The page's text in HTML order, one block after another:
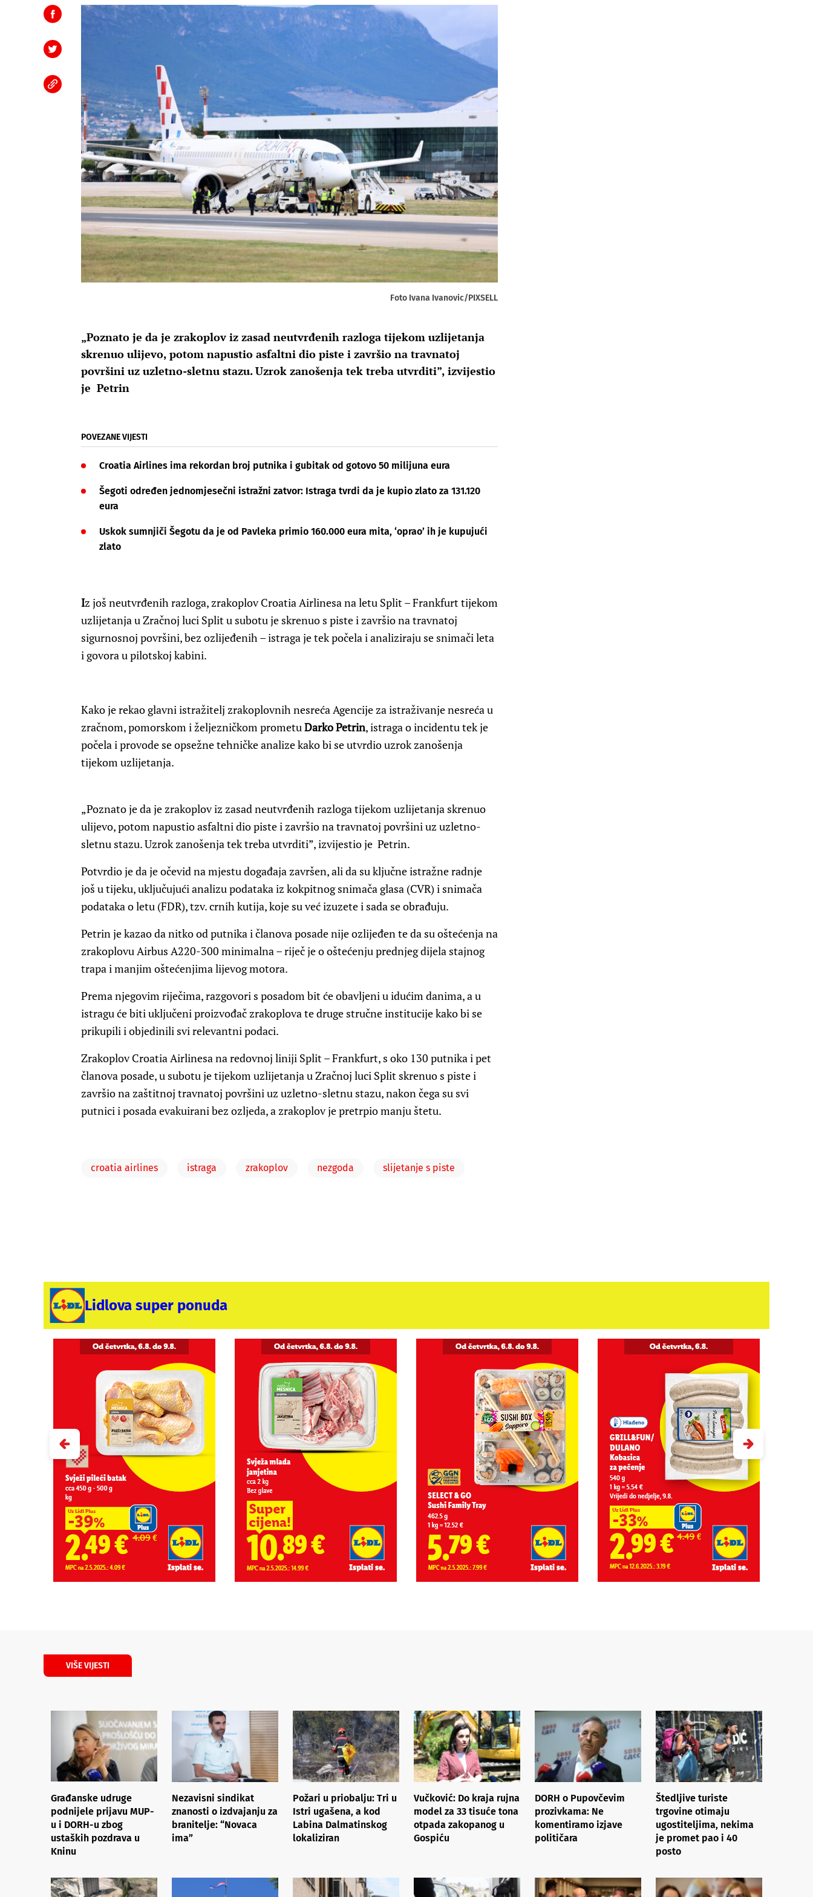
Foto Ivana Ivanovic/PIXSELL
„Poznato je da je zrakoplov iz zasad neutvrđenih razloga tijekom uzlijetanja
skrenuo ulijevo, potom napustio asfaltni dio piste i završio na travnatoj
površini uz uzletno-sletnu stazu. Uzrok zanošenja tek treba utvrditi”, izvijestio
je Petrin
POVEZANE VIJESTI
Croatia Airlines ima rekordan broj putnika i gubitak od gotovo 50 milijuna eura
Šegoti određen jednomjesečni istražni zatvor: Istraga tvrdi da je kupio zlato za 131.120
eura
Uskok sumnjiči Šegotu da je od Pavleka primio 160.000 eura mita, ‘oprao’ ih je kupujući
zlato
Iz još neutvrđenih razloga, zrakoplov Croatia Airlinesa na letu Split – Frankfurt tijekom
uzlijetanja u Zračnoj luci Split u subotu je skrenuo s piste i završio na travnatoj
sigurnosnoj površini, bez ozlijeđenih – istraga je tek počela i analiziraju se snimači leta
i govora u pilotskoj kabini.
Kako je rekao glavni istražitelj zrakoplovnih nesreća Agencije za istraživanje nesreća u
zračnom, pomorskom i željezničkom prometuDarko Petrin, istraga o incidentu tek je
počela i provode se opsežne tehničke analize kako bi se utvrdio uzrok zanošenja
tijekom uzlijetanja.
„Poznato je da je zrakoplov iz zasad neutvrđenih razloga tijekom uzlijetanja skrenuo
ulijevo, potom napustio asfaltni dio piste i završio na travnatoj površini uz uzletno-
sletnu stazu. Uzrok zanošenja tek treba utvrditi”, izvijestio je Petrin.
Potvrdio je da je očevid na mjestu događaja završen, ali da su ključne istražne radnje
još u tijeku, uključujući analizu podataka iz kokpitnog snimača glasa (CVR) i snimača
podataka o letu (FDR), tzv. crnih kutija, koje su već izuzete i sada se obrađuju.
Petrin je kazao da nitko od putnika i članova posade nije ozlijeđen te da su oštećenja na
zrakoplovu Airbus A220-300 minimalna – riječ je o oštećenju prednjeg dijela stajnog
trapa i manjim oštećenjima lijevog motora.
Prema njegovim riječima, razgovori s posadom bit će obavljeni u idućim danima, a u
istragu će biti uključeni proizvođač zrakoplova te druge stručne institucije kako bi se
prikupili i objedinili svi relevantni podaci.
Zrakoplov Croatia Airlinesa na redovnoj liniji Split – Frankfurt, s oko 130 putnika i pet
članova posade, u subotu je tijekom uzlijetanja u Zračnoj luci Split skrenuo s piste i
završio na zaštitnoj travnatoj površini uz uzletno-sletnu stazu, nakon čega su svi
putnici i posada evakuirani bez ozljeda, a zrakoplov je pretrpio manju štetu.
croatia airlines istraga zrakoplov nezgoda slijetanje s piste
Lidlova super ponuda
VIŠE VIJESTI
Građanske udruge
podnijele prijavu MUP-
u i DORH-u zbog
ustaških pozdrava u
Kninu
Nezavisni sindikat
znanosti o izdvajanju za
branitelje: “Novaca
ima”
Požari u priobalju: Tri u
Istri ugašena, a kod
Labina Dalmatinskog
lokaliziran
Vučković: Do kraja rujna
model za 33 tisuće tona
otpada zakopanog u
Gospiću
DORH o Pupovčevim
prozivkama: Ne
komentiramo izjave
političara
Štedljive turiste
trgovine otimaju
ugostiteljima, nekima
je promet pao i 40
posto